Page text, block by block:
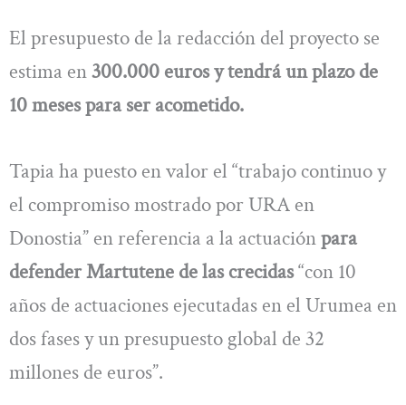
El presupuesto de la redacción del proyecto se
estima en300.000 euros y tendrá un plazo de
10 meses para ser acometido.
Tapia ha puesto en valor el “trabajo continuo y
el compromiso mostrado por URA en
Donostia” en referencia a la actuaciónpara
defender Martutene de las crecidas“con 10
años de actuaciones ejecutadas en el Urumea en
dos fases y un presupuesto global de 32
millones de euros”.